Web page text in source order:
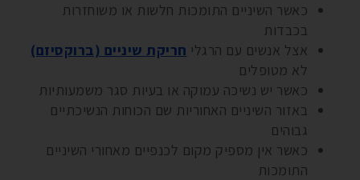
כאשר השיניים התומכות חלשות או משוחזרות
בכבדות
אצל אנשים עם הרגליחריקת שיניים (ברוקסיזם)
לא מטופלים
כאשר יש נשיכה עמוקה או בעיות סגר משמעותיות
באזור השיניים האחוריות שם הכוחות הנשיכתיים
גבוהים
כאשר אין מספיק מקום לכנפיים מאחורי השיניים
התומכות